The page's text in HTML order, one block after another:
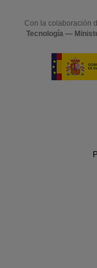
Con la colaboración
Tecnología —